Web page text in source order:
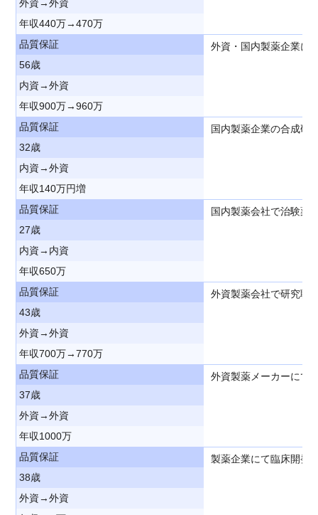
外資→外資
年収440万→470万
品質保証
外資・国内製薬企業に
56歳
内資→外資
年収900万→960万
品質保証
国内製薬企業の合成研
32歳
内資→外資
年収140万円増
品質保証
国内製薬会社で治験薬
27歳
内資→内資
年収650万
品質保証
外資製薬会社で研究職
43歳
外資→外資
年収700万→770万
品質保証
外資製薬メーカーにて
37歳
外資→外資
年収1000万
品質保証
製薬企業にて臨床開発
38歳
外資→外資